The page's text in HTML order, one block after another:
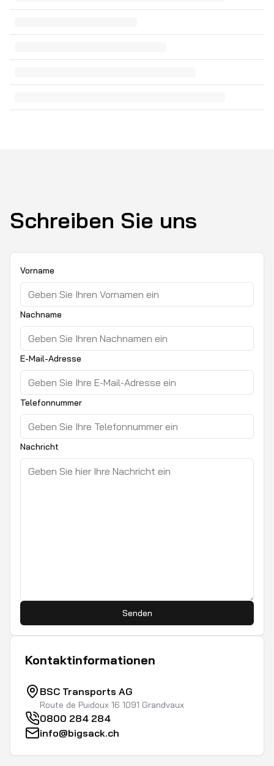
Schreiben Sie uns
Vorname
Nachname
E-Mail-Adresse
Telefonnummer
Nachricht
Senden
Kontaktinformationen
BSC Transports AG
Route de Puidoux 16 1091 Grandvaux
0800 284 284
info@bigsack.ch